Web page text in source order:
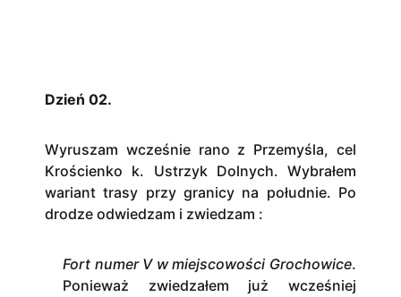
Dzień 02.
Wyruszam wcześnie rano z Przemyśla, cel
Krościenko k. Ustrzyk Dolnych. Wybrałem
wariant trasy przy granicy na południe. Po
drodze odwiedzam i zwiedzam :
Fort numer V w miejscowości Grochowice.
Ponieważ zwiedzałem już wcześniej